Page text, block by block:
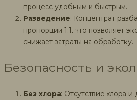
процесс удобным и быстрым.
Разведение: Концентрат
пропорции 1:1, что позволяет
снижает затраты на обработку.
Безопасность и
Без хлора: Отсутствие хлора и